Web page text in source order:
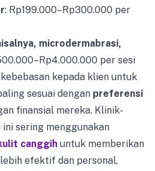
: Rp199.000–Rp300.000 per
microdermabrasi,
per sesi
kepada klien untuk
sesuai dengan preferensi
finansial mereka. Klinik-
sering menggunakan
canggih untuk memberikan
efektif dan personal,